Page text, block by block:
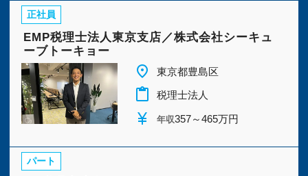
お問い合わせ
今すぐ会員登録
PC版サイトを見る
正社員
EMP税理士法人東京支店／株式会社シーキュ
ーブトーキョー
place 東京都豊島区
content_paste 税理士法人
currency_yen 年収357～465万円
パート